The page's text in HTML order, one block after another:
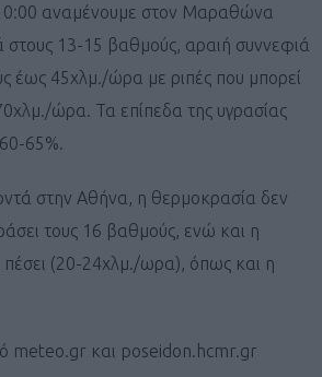
αναμένουμε στον Μαραθώνα
στους 13-15 βαθμούς, αραιή συννεφιά
έως 45χλμ./ώρα με ριπές που μπορεί
ώρα. Τα επίπεδα της υγρασίας
65%.
στην Αθήνα, η θερμοκρασία δεν
τους 16 βαθμούς, ενώ και η
(20-24χλμ./ωρα), όπως και η
meteo.gr και poseidon.hcmr.gr